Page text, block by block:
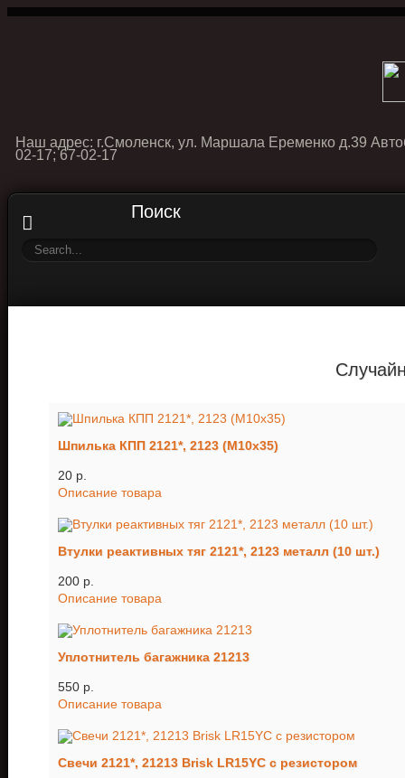
Наш адрес: г.Смоленск, ул. Маршала Еременко д.39
02-17; 67-02-17
Поиск
Шпилька КПП 2121*, 2123 (М10х35)
20 p.
Описание товара
Втулки реактивных тяг 2121*, 2123 металл (10 шт.)
200 p.
Описание товара
Уплотнитель багажника 21213
550 p.
Описание товара
Свечи 2121*, 21213 Brisk LR15YC с резистором